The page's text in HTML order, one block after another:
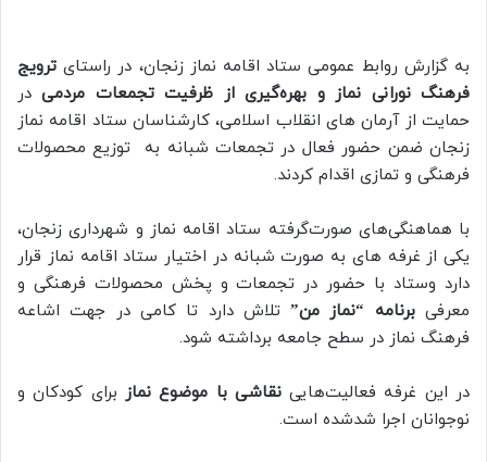
به گزارش روابط عمومی ستاد اقامه نماز زنجان، در راستایترویج
فرهنگ نورانی نماز و بهره‌گیری از ظرفیت تجمعات مردمیدر
حمایت از آرمان های انقلاب اسلامی، کارشناسان ستاد اقامه نماز
زنجان ضمن حضور فعال در تجمعات شبانه به توزیع محصولات
فرهنگی و تمازی اقدام کردند.
با هماهنگی‌های صورت‌گرفته ستاد اقامه نماز و شهرداری زنجان،
یکی از غرفه های به صورت شبانه در اختیار ستاد اقامه نماز قرار
دارد وستاد با حضور در تجمعات و پخش محصولات فرهنگی و
معرفیبرنامه “نماز من”تلاش دارد تا کامی در جهت اشاعه
فرهنگ نماز در سطح جامعه برداشته شود.
در این غرفه فعالیت‌هایینقاشی با موضوع نماز برای کودکان و
نوجوانان اجرا شدشده است.